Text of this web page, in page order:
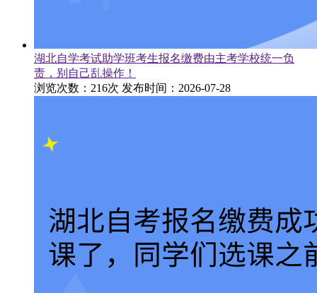
湖北自学考试助学班考生报名缴费由主考学校统一负
责，别自己乱操作！
浏览次数：216次 发布时间：2026-07-28